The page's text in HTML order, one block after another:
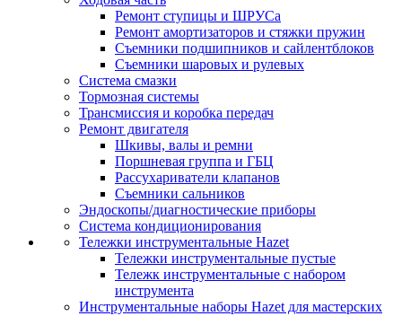
Ремонт ступицы и ШРУСа
Ремонт амортизаторов и стяжки пружин
Съемники подшипников и сайлентблоков
Съемники шаровых и рулевых
Система смазки
Тормозная системы
Трансмиссия и коробка передач
Ремонт двигателя
Шкивы, валы и ремни
Поршневая группа и ГБЦ
Рассухариватели клапанов
Съемники сальников
Эндоскопы/диагностические приборы
Система кондиционирования
Тележки инструментальные Hazet
Тележки инструментальные пустые
Тележк инструментальные с набором
инструмента
Инструментальные наборы Hazet для мастерских